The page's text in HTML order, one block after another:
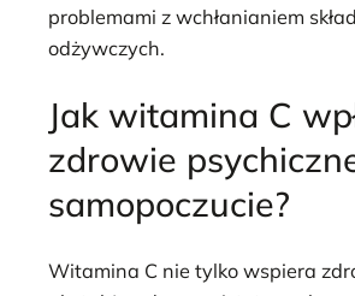
problemami z wchłanianiem
odżywczych.
Jak witamina C
zdrowie
samopoczucie?
Witamina C nie tylko wspiera